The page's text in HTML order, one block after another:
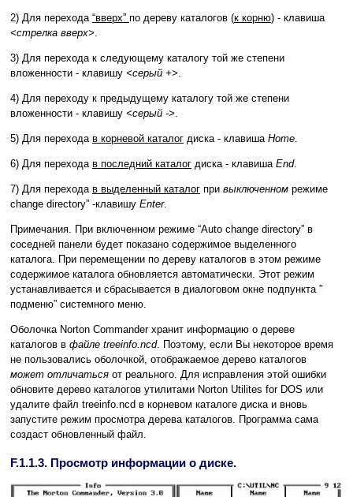
2) Для перехода “вверх” по дереву каталогов (к корню) - клавиша
<стрелка вверх>.
3) Для перехода к следующему каталогу той же степени
вложенности - клавишу <серый +>.
4) Для переходу к предыдущему каталогу той же степени
вложенности - клавишу <серый ->.
5) Для перехода в корневой каталог диска - клавиша Home.
6) Для перехода в последний каталог диска - клавиша End.
7) Для перехода в выделенный каталог при выключенном режиме
change directory” -клавишу Enter.
Примечания. При включенном режиме “Auto change directory” в
соседней панели будет показано содержимое выделенного
каталога. При перемещении по дереву каталогов в этом режиме
содержимое каталога обновляется автоматически. Этот режим
устанавливается и сбрасывается в диалоговом окне подпункта ”
подменю” системного меню.
Оболочка Norton Commander хранит информацию о дереве
каталогов в файле treeinfo.ncd. Поэтому, если Вы некоторое время
не пользовались оболочкой, отображаемое дерево каталогов
может отличаться от реального. Для исправления этой ошибки
обновите дерево каталогов утилитами Norton Utilites for DOS или
удалите файл treeinfo.ncd в корневом каталоге диска и вновь
запустите режим просмотра дерева каталогов. Программа сама
создаст обновленный файл.
F.1.1.3. Просмотр информации о диске.